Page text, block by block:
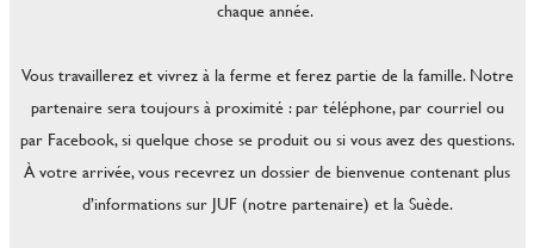
chaque année.
Vous travaillerez et vivrez à la ferme et ferez partie de la famille. Notre
partenaire sera toujours à proximité : par téléphone, par courriel ou
par Facebook, si quelque chose se produit ou si vous avez des questions.
À votre arrivée, vous recevrez un dossier de bienvenue contenant plus
d’informations sur JUF (notre partenaire) et la Suède.